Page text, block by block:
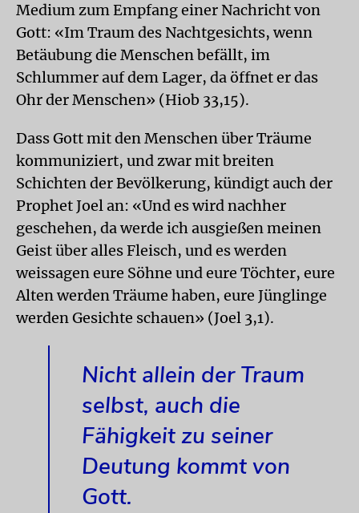
Medium zum Empfang einer Nachricht von
Gott: «Im Traum des Nachtgesichts, wenn
Betäubung die Menschen befällt, im
Schlummer auf dem Lager, da öffnet er das
Ohr der Menschen» (Hiob 33,15).
Dass Gott mit den Menschen über Träume
kommuniziert, und zwar mit breiten
Schichten der Bevölkerung, kündigt auch der
Prophet Joel an: «Und es wird nachher
geschehen, da werde ich ausgießen meinen
Geist über alles Fleisch, und es werden
weissagen eure Söhne und eure Töchter, eure
Alten werden Träume haben, eure Jünglinge
werden Gesichte schauen» (Joel 3,1).
Nicht allein der Traum
selbst, auch die
Fähigkeit zu seiner
Deutung kommt von
Gott.